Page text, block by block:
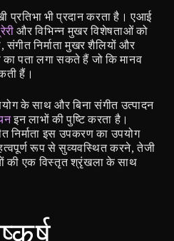
प्रतिभा भी प्रदान करता है। एआई
और विभिन्न मुखर विशेषताओं को
निर्माता मुखर शैलियों और
पता लगा सकते हैं जो कि मानव
हैं।
के साथ और बिना संगीत उत्पादन
इन लाभों की पुष्टि करता है।
निर्माता इस उपकरण का उपयोग
रूप से सुव्यवस्थित करने, तेजी
की एक विस्तृत श्रृंखला के साथ